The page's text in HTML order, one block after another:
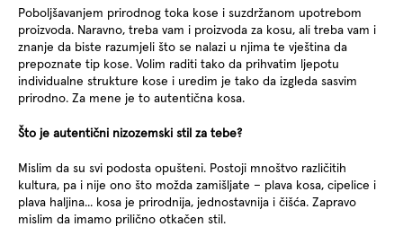
Poboljšavanjem prirodnog toka kose i suzdržanom upotrebom
proizvoda. Naravno, treba vam i proizvoda za kosu, ali treba vam i
znanje da biste razumjeli što se nalazi u njima te vještina da
prepoznate tip kose. Volim raditi tako da prihvatim ljepotu
individualne strukture kose i uredim je tako da izgleda sasvim
prirodno. Za mene je to autentična kosa.
Što je autentični nizozemski stil za tebe?
Mislim da su svi podosta opušteni. Postoji mnoštvo različitih
kultura, pa i nije ono što možda zamišljate – plava kosa, cipelice i
plava haljina... kosa je prirodnija, jednostavnija i čišća. Zapravo
mislim da imamo prilično otkačen stil.